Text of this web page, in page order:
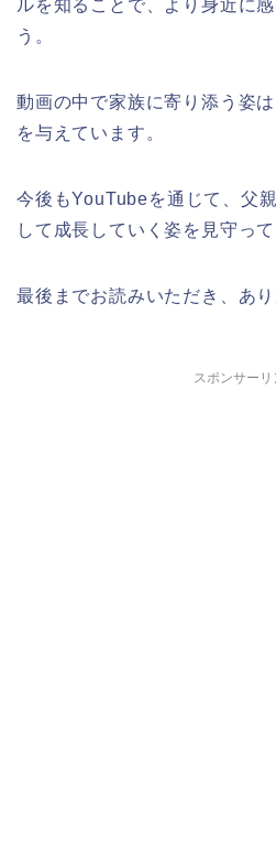
ルを知ることで、より身近に
う。
動画の中で家族に寄り添う姿
を与えています。
今後もYouTubeを通じて、父
して成長していく姿を見守って
最後までお読みいただき、あ
スポンサーリ